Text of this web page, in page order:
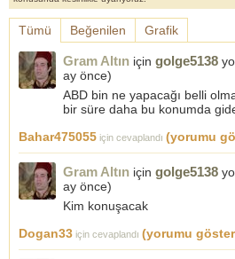
Tümü Beğenilen Grafik
Gram Altın için golge5138
ay önce)
ABD bin ne yapacağı belli
bir süre daha bu konumda
Bahar475055 için cevaplandı (yorumu
Gram Altın için golge5138
ay önce)
Kim konuşacak
Dogan33 için cevaplandı (yorumu